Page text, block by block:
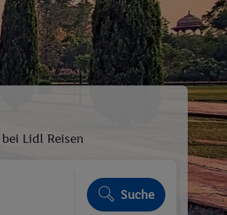
Lidl Reisen
Suche